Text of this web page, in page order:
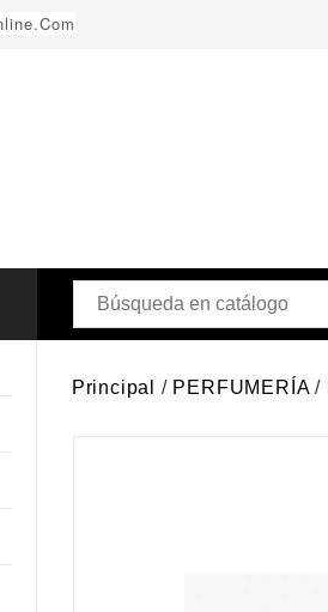
Principal PERFUMERÍA